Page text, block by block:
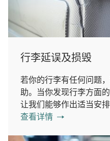
行李延误及损毁
若你的行李有任何问题
助。当你发现行李方面
让我们能够作出适当安排
查看详情